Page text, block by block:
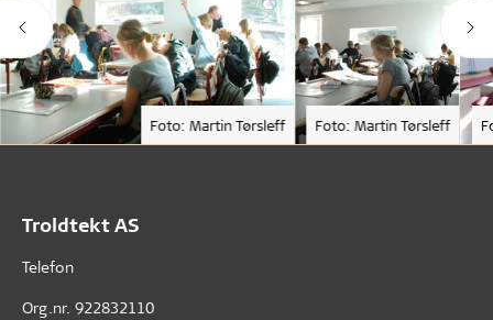
Foto: Martin Tørsleff Foto: Martin Tørsleff
Troldtekt AS
Telefon
Org.nr. 922832110